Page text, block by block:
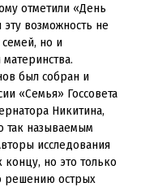
отметили «День
возможность не
но и
был собран и
«Семья» Госсовета
Никитина,
так называемым
исследования
но это только
решению острых